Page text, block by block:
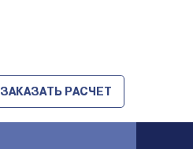
ЗАКАЗАТЬ РАСЧЕТ